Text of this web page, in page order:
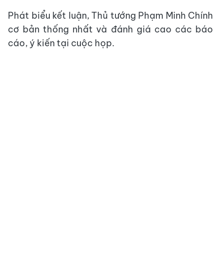
Phát biểu kết luận, Thủ tướng Phạm Minh Chính
cơ bản thống nhất và đánh giá cao các báo
cáo, ý kiến tại cuộc họp.